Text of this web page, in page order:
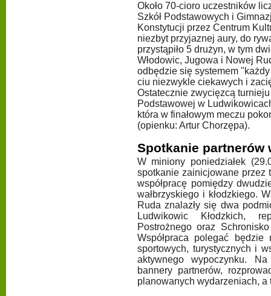
Około 70-cioro uczestników
Szkół Podstawowych i
Konstytucji przez Centrum
niezbyt przyjaznej aury, do
przystąpiło 5 drużyn, w tym
Włodowic, Jugowa i Nowej
odbędzie się systemem
ciu niezwykle ciekawych i
Ostatecznie zwycięzcą
Podstawowej w
która w finałowym meczu
(opienku: Artur Chorzępa).
Spotkanie partnerów
W miniony poniedziałek
spotkanie zainicjowane przez
współpracę pomiędzy
wałbrzyskiego i kłodzkiego.
Ruda znalazły się dwa
Ludwikowic Kłodzkich,
Postrożnego oraz
Współpraca polegać
sportowych, turystycznych i
aktywnego wypoczynku.
bannery partnerów,
planowanych wydarzeniach,